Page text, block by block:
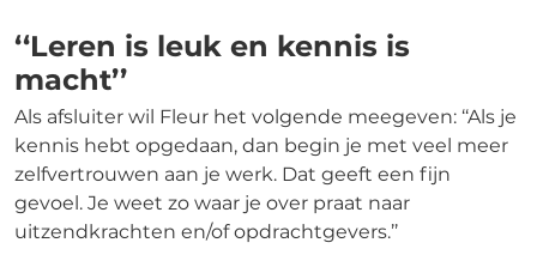
‘‘Leren is leuk en kennis is
macht’’
Als afsluiter wil Fleur het volgende meegeven: ‘‘Als je
kennis hebt opgedaan, dan begin je met veel meer
zelfvertrouwen aan je werk. Dat geeft een fijn
gevoel. Je weet zo waar je over praat naar
uitzendkrachten en/of opdrachtgevers.’’